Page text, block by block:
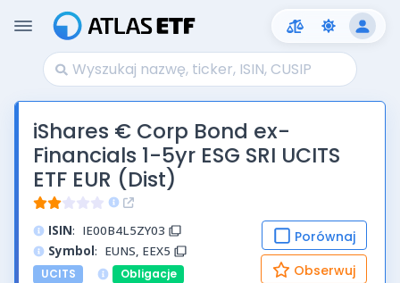
iShares € Corp Bond ex-
Financials 1-5yr ESG SRI UCITS
ETF EUR (Dist)
ISIN: IE00B4L5ZY03
Symbol: EUNS, EEX5
UCITS Obligacje
Porównaj
Obserwuj